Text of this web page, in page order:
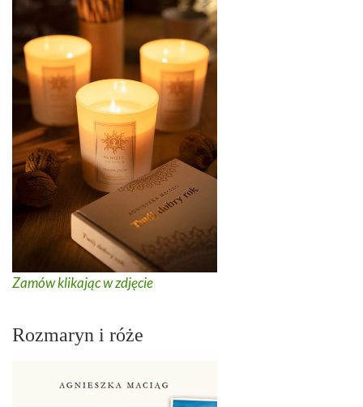
Zamów klikając w zdjęcie
Rozmaryn i róże